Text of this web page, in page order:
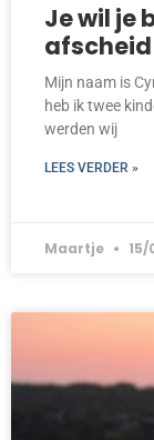
Je wil je
Mijn naam is
heb ik twee
werden wij
LEES VERDER »
Maartje